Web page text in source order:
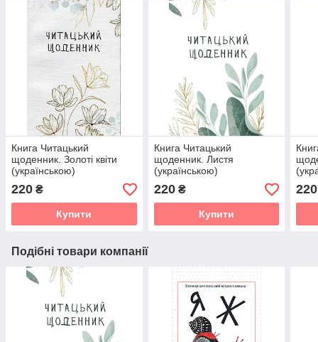
Книга Читацький
щоденник. Золоті квіти
(українською)
220 ₴
Купити
Книга Читацький
щоденник. Листя
(українською)
220₴
Купити
220
Подібні товари компанії